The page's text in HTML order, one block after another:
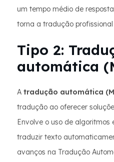
um tempo médio de
torna a tradução
Tipo 2:
automática
A tradução automática
tradução ao oferecer
Envolve o uso de
traduzir texto
avanços na Tradução